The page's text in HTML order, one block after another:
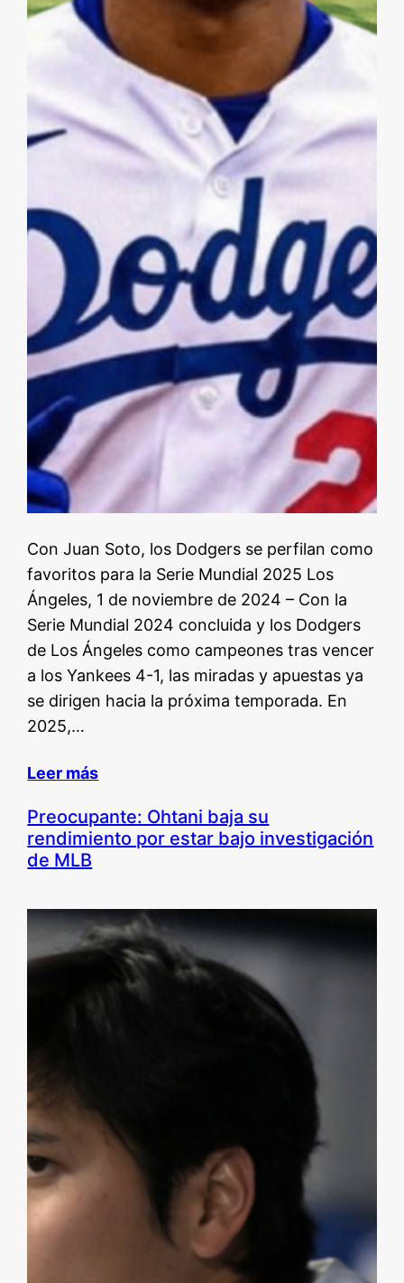
Con Juan Soto, los Dodgers se perfilan como
favoritos para la Serie Mundial 2025 Los
Ángeles, 1 de noviembre de 2024 – Con la
Serie Mundial 2024 concluida y los Dodgers
de Los Ángeles como campeones tras vencer
a los Yankees 4-1, las miradas y apuestas ya
se dirigen hacia la próxima temporada. En
2025,…
Leer más
Preocupante: Ohtani baja su
rendimiento por estar bajo investigación
de MLB